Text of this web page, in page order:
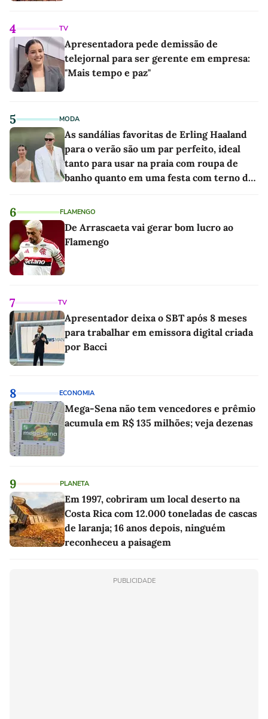
4 TV
Apresentadora pede demissão de
telejornal para ser gerente em empresa:
"Mais tempo e paz"
5 MODA
As sandálias favoritas de Erling Haaland
para o verão são um par perfeito, ideal
tanto para usar na praia com roupa de
banho quanto em uma festa com terno de
6 FLAMENGO
De Arrascaeta vai gerar bom lucro ao
Flamengo
7 TV
Apresentador deixa o SBT após 8 meses
para trabalhar em emissora digital criada
por Bacci
8 ECONOMIA
Mega-Sena não tem vencedores e prêmio
acumula em R$ 135 milhões; veja dezenas
9 PLANETA
Em 1997, cobriram um local deserto na
Costa Rica com 12.000 toneladas de cascas
de laranja; 16 anos depois, ninguém
reconheceu a paisagem
PUBLICIDADE